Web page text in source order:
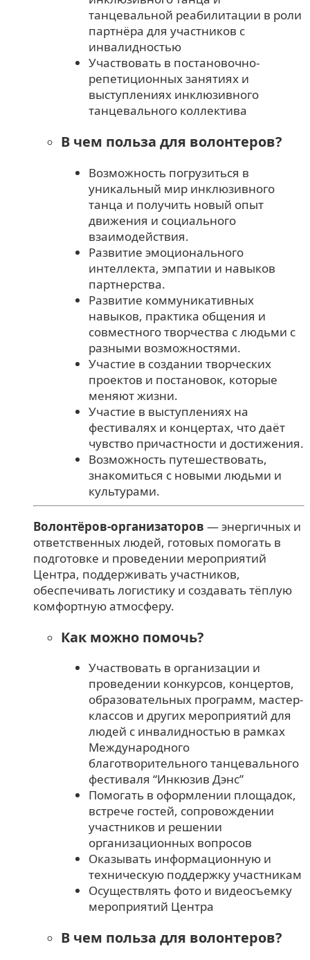
танцевальной реабилитации в роли
партнёра для участников с
инвалидностью
Участвовать в постановочно-
репетиционных занятиях и
выступлениях инклюзивного
танцевального коллектива
В чем польза для волонтеров?
Возможность погрузиться в
уникальный мир инклюзивного
танца и получить новый опыт
движения и социального
взаимодействия.
Развитие эмоционального
интеллекта, эмпатии и навыков
партнерства.
Развитие коммуникативных
навыков, практика общения и
совместного творчества с людьми с
разными возможностями.
Участие в создании творческих
проектов и постановок, которые
меняют жизни.
Участие в выступлениях на
фестивалях и концертах, что даёт
чувство причастности и достижения.
Возможность путешествовать,
знакомиться с новыми людьми и
культурами.
Волонтёров-организаторов — энергичных и
ответственных людей, готовых помогать в
подготовке и проведении мероприятий
Центра, поддерживать участников,
обеспечивать логистику и создавать тёплую
комфортную атмосферу.
Как можно помочь?
Участвовать в организации и
проведении конкурсов, концертов,
образовательных программ, мастер-
классов и других мероприятий для
людей с инвалидностью в рамках
Международного
благотворительного танцевального
фестиваля “Инкюзив Дэнс”
Помогать в оформлении площадок,
встрече гостей, сопровождении
участников и решении
организационных вопросов
Оказывать информационную и
техническую поддержку участникам
Осуществлять фото и видеосъемку
мероприятий Центра
В чем польза для волонтеров?